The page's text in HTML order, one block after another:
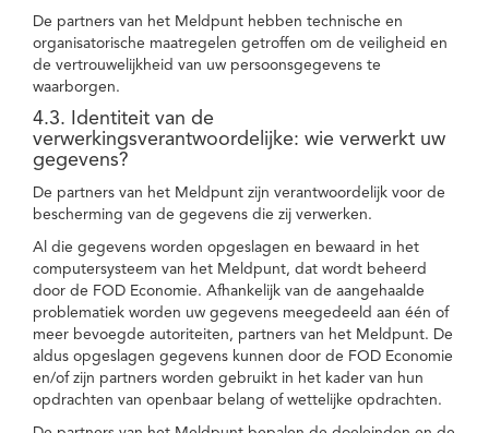
De partners van het Meldpunt hebben technische en
organisatorische maatregelen getroffen om de veiligheid en
de vertrouwelijkheid van uw persoonsgegevens te
waarborgen.
4.3. Identiteit van de
verwerkingsverantwoordelijke: wie verwerkt uw
gegevens?
De partners van het Meldpunt zijn verantwoordelijk voor de
bescherming van de gegevens die zij verwerken.
Al die gegevens worden opgeslagen en bewaard in het
computersysteem van het Meldpunt, dat wordt beheerd
door de FOD Economie. Afhankelijk van de aangehaalde
problematiek worden uw gegevens meegedeeld aan één of
meer bevoegde autoriteiten, partners van het Meldpunt. De
aldus opgeslagen gegevens kunnen door de FOD Economie
en/of zijn partners worden gebruikt in het kader van hun
opdrachten van openbaar belang of wettelijke opdrachten.